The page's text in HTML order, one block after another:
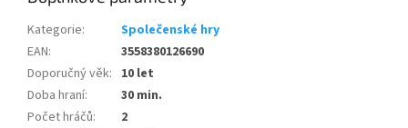
Kategorie:
Společenské hry
EAN:
3558380126690
Doporučný věk: 10 let
Doba hraní:
30 min.
Počet hráčů:
2